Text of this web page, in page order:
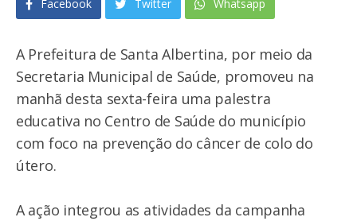
Facebook Twitter Whatsapp
A Prefeitura de Santa Albertina, por meio da
Secretaria Municipal de Saúde, promoveu na
manhã desta sexta-feira uma palestra
educativa no Centro de Saúde do município
com foco na prevenção do câncer de colo do
útero.
A ação integrou as atividades da campanha